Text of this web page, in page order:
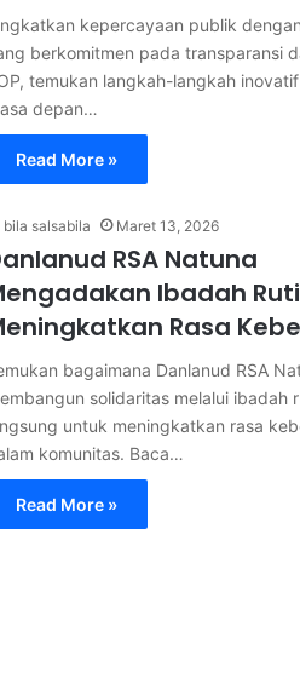
kepercayaan publik
berkomitmen pada transparansi
temukan langkah-langkah
depan…
Read More »
bila salsabila Maret 13, 2026
RSA Natuna
Ibadah
Rasa
bagaimana Danlanud RSA
solidaritas melalui ibadah
untuk meningkatkan rasa
komunitas. Baca…
Read More »